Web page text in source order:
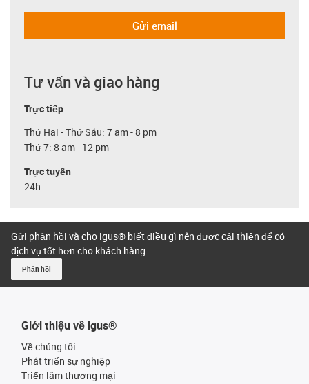
Gửi email
Tư vấn và giao hàng
Trực tiếp
Thứ Hai - Thứ Sáu: 7 am - 8 pm
Thứ 7: 8 am - 12 pm
Trực tuyến
24h
Gửi phản hồi và cho igus® biết điều gì nên được cải thiện để có
dịch vụ tốt hơn cho khách hàng.
Phản hồi
Giới thiệu về igus®
Về chúng tôi
Phát triển sự nghiệp
Triển lãm thương mại